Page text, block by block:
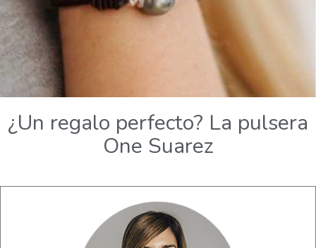
¿Un regalo perfecto? La pulsera
One Suarez